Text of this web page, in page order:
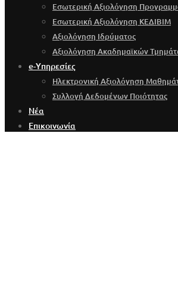
Εσωτερική Αξιολόγηση
Εσωτερική Αξιολόγηση ΚΕΔΙΒΙΜ
Αξιολόγηση Ιδρύματος
Αξιολόγηση Ακαδημαϊκών
e-Υπηρεσίες
Ηλεκτρονική Αξιολόγηση
Συλλογή Δεδομένων Ποιότητας
Νέα
Επικοινωνία